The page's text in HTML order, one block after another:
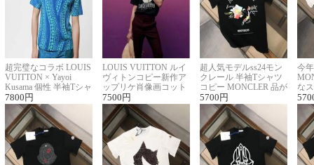
超完璧なコラボ LOUIS
VUITTON × Yayoi
Kusama 個性 半袖Tシャ
ツコピー男女兼用
7800 円
LOUIS VUITTON ルイ
ヴィトンコピー新作ア
ップリケ肖像画コット
ンニット半袖Tシャツ
7500 円
超人気モデルss24モン
クレール 半袖Tシャツ
コピー MONCLER 品が
良く見た目
5700 円
今
な
ル